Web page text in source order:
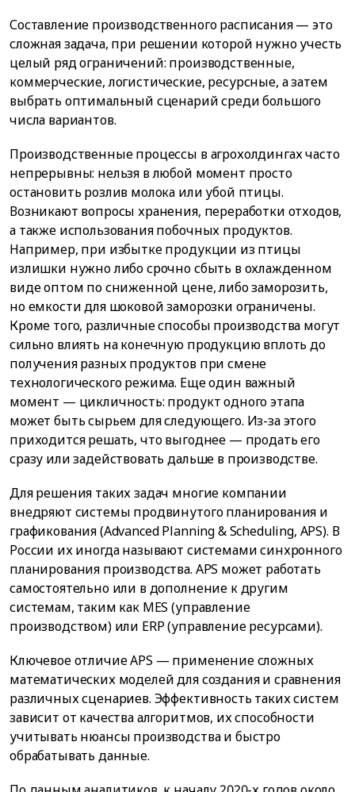
Составление производственного расписания — это
сложная задача, при решении которой нужно учесть
целый ряд ограничений: производственные,
коммерческие, логистические, ресурсные, а затем
выбрать оптимальный сценарий среди большого
числа вариантов.
Производственные процессы в агрохолдингах часто
непрерывны: нельзя в любой момент просто
остановить розлив молока или убой птицы.
Возникают вопросы хранения, переработки отходов,
а также использования побочных продуктов.
Например, при избытке продукции из птицы
излишки нужно либо срочно сбыть в охлажденном
виде оптом по сниженной цене, либо заморозить,
но емкости для шоковой заморозки ограничены.
Кроме того, различные способы производства могут
сильно влиять на конечную продукцию вплоть до
получения разных продуктов при смене
технологического режима. Еще один важный
момент — цикличность: продукт одного этапа
может быть сырьем для следующего. Из-за этого
приходится решать, что выгоднее — продать его
сразу или задействовать дальше в производстве.
Для решения таких задач многие компании
внедряют системы продвинутого планирования и
графикования (Advanced Planning & Scheduling, APS). В
России их иногда называют системами синхронного
планирования производства. APS может работать
самостоятельно или в дополнение к другим
системам, таким как MES (управление
производством) или ERP (управление ресурсами).
Ключевое отличие APS — применение сложных
математических моделей для создания и сравнения
различных сценариев. Эффективность таких систем
зависит от качества алгоритмов, их способности
учитывать нюансы производства и быстро
обрабатывать данные.